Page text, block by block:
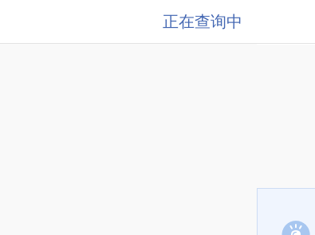
正在查询中